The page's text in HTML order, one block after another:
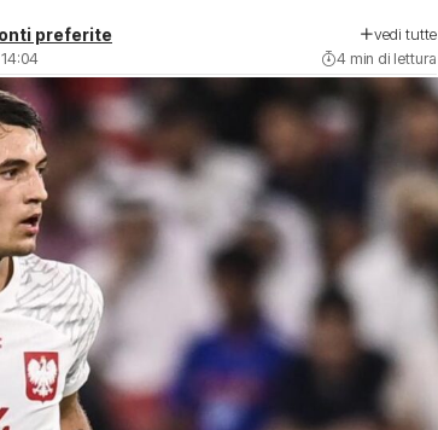
preferite vedi tutte
4 min di lettura